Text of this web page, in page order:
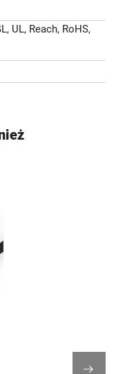
UL, Reach, RoHS,